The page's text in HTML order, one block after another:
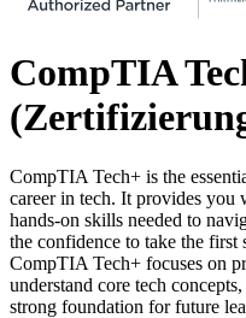
CompTIA
CompTIA Tech+ is the
career in tech. It provides you
hands-on skills needed to
the confidence to take the first
CompTIA Tech+ focuses on
understand core tech
strong foundation for future